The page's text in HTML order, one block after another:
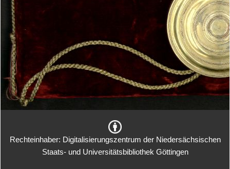
Rechteinhaber: Digitalisierungszentrum der Niedersächsischen
Staats- und Universitätsbibliothek Göttingen